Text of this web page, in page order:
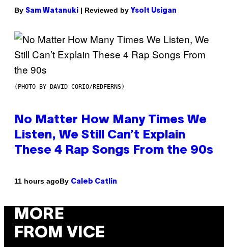
By Sam Watanuki | Reviewed by Ysolt Usigan
(PHOTO BY DAVID CORIO/REDFERNS)
No Matter How Many Times We
Listen, We Still Can’t Explain
These 4 Rap Songs From the 90s
11 hours agoBy Caleb Catlin
MORE
FROM VICE